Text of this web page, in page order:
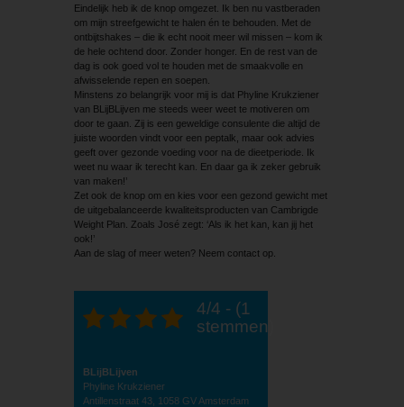
Eindelijk heb ik de knop omgezet. Ik ben nu vastberaden
om mijn streefgewicht te halen én te behouden. Met de
ontbijtshakes – die ik echt nooit meer wil missen – kom ik
de hele ochtend door. Zonder honger. En de rest van de
dag is ook goed vol te houden met de smaakvolle en
afwisselende repen en soepen.
Minstens zo belangrijk voor mij is dat Phyline Krukziener
van BLijBLijven me steeds weer weet te motiveren om
door te gaan. Zij is een geweldige consulente die altijd de
juiste woorden vindt voor een peptalk, maar ook advies
geeft over gezonde voeding voor na de dieetperiode. Ik
weet nu waar ik terecht kan. En daar ga ik zeker gebruik
van maken!’
Zet ook de knop om en kies voor een gezond gewicht met
de uitgebalanceerde kwaliteits­producten van Cambrigde
Weight Plan. Zoals José zegt: ‘Als ik het kan, kan jij het
ook!’
Aan de slag of meer weten? Neem contact op.
4/4 - (1
stemmen)
BLijBLijven
Phyline Krukziener
Antillenstraat 43, 1058 GV Amsterdam